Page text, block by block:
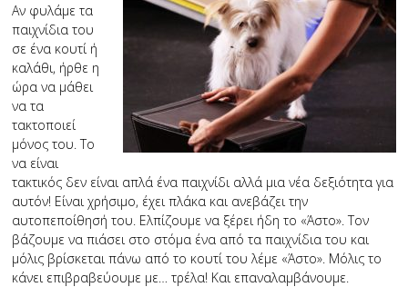
Αν φυλάμε τα
παιχνίδια του
σε ένα κουτί ή
καλάθι, ήρθε η
ώρα να μάθει
να τα
τακτοποιεί
μόνος του. Το
να είναι
τακτικός δεν είναι απλά ένα παιχνίδι αλλά μια νέα δεξιότητα για
αυτόν! Είναι χρήσιμο, έχει πλάκα και ανεβάζει την
αυτοπεποίθησή του. Ελπίζουμε να ξέρει ήδη το «Άστο». Τον
βάζουμε να πιάσει στο στόμα ένα από τα παιχνίδια του και
μόλις βρίσκεται πάνω από το κουτί του λέμε «Άστο». Μόλις το
κάνει επιβραβεύουμε με… τρέλα! Και επαναλαμβάνουμε.